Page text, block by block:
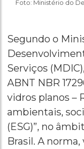
Foto: Ministério do
Segundo o
Serviços
ABNT NBR
vidros planos –
ambientais,
(ESG)”, no
Brasil. A